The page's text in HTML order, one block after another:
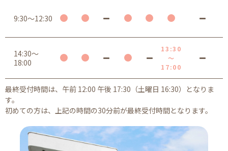
9:30～12:30
14:30～
18:00
13:30
～
17:00
最終受付時間は、午前 12:00 午後 17:30（土曜日 16:30）となりま
す。
初めての方は、上記の時間の30分前が最終受付時間となります。